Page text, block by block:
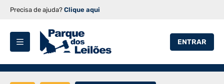
Precisa de ajuda? Clique aqui
ENTRAR